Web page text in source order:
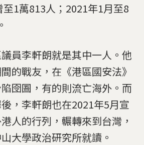
1萬813人；2021年1月至8
員李軒朗就是其中一人。他
的戰友，在《港區國安法》
囹圄，有的則流亡海外。而
，李軒朗也在2021年5月宣
人的行列，輾轉來到台灣，
大學政治研究所就讀。